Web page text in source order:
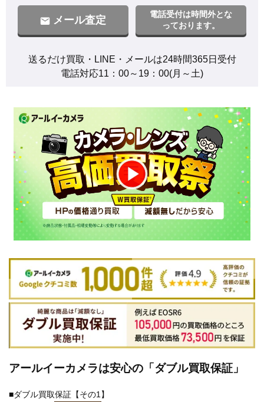
メール査定
電話受付は時間外とな
っております。
送るだけ買取・LINE・メールは24時間365日受付
電話対応11：00～19：00(月～土)
アールイーカメラは安心の「ダブル買取保証」
■ダブル買取保証【その1】